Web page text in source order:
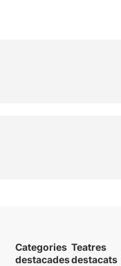
Categories
destacades
Teatres
destacats